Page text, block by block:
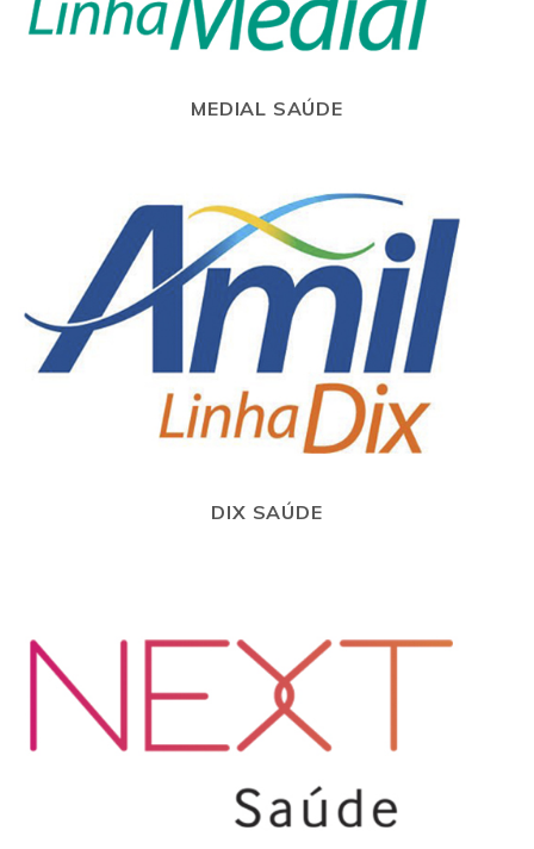
MEDIAL SAÚDE
DIX SAÚDE